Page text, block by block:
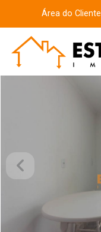
Área do Cliente